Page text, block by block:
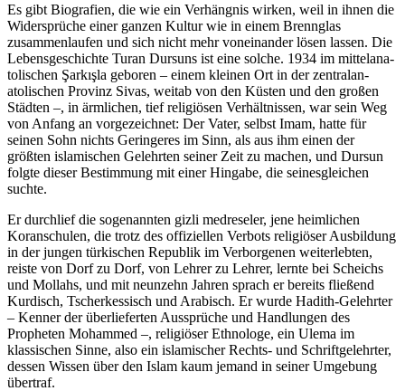
Es gibt Biografien, die wie ein Verhängnis wirken, weil in ihnen die
Widersprüche einer ganzen Kultur wie in einem Brennglas
zusamme­nlaufen und sich nicht mehr voneinander lösen lassen. Die
Lebensge­schichte Turan Dursuns ist eine solche. 1934 im mittelana­
tolischen Şarkışla geboren – einem kleinen Ort in der zentralan­
atolischen Provinz Sivas, weitab von den Küsten und den großen
Städten –, in ärmlichen, tief religiösen Verhäl­tnissen, war sein Weg
von Anfang an vorgez­eichnet: Der Vater, selbst Imam, hatte für
seinen Sohn nichts Geringeres im Sinn, als aus ihm einen der
größten islamischen Gelehrten seiner Zeit zu machen, und Dursun
folgte dieser Bestimmung mit einer Hingabe, die seinesg­leichen
suchte.
Er durchlief die sogenannten gizli medreseler, jene heimlichen
Koranschulen, die trotz des offiziellen Verbots religiöser Ausbildung
in der jungen türkischen Republik im Verborgenen weiterlebten,
reiste von Dorf zu Dorf, von Lehrer zu Lehrer, lernte bei Scheichs
und Mollahs, und mit neunzehn Jahren sprach er bereits fließend
Kurdisch, Tscherk­essisch und Arabisch. Er wurde Hadith-Gelehrter
– Kenner der überli­eferten Aussprüche und Handlungen des
Propheten Mohammed –, religiöser Ethnologe, ein Ulema im
klassischen Sinne, also ein islamischer Rechts- und Schriftg­elehrter,
dessen Wissen über den Islam kaum jemand in seiner Umgebung
übertraf.